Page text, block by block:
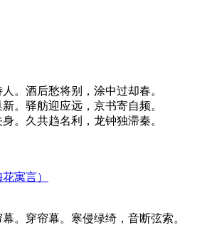
。酒后愁将别，涂中过却春。
。驿舫迎应远，京书寄自频。
。久共趋名利，龙钟独滞秦。
寓言）
。穿帘幕。寒侵绿绮，音断弦索。